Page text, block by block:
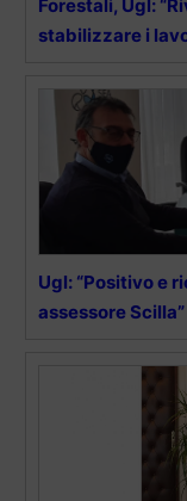
Forestali, Ugl:
stabilizzare i
Ugl: “Positivo e
assessore Scilla”